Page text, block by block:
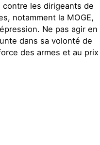
les dirigeants de
notamment la MOGE,
Ne pas agir en
dans sa volonté de
des armes et au prix